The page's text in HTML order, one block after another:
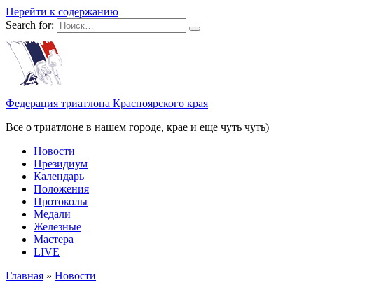
Перейти к содержанию
Search for:
Федерация триатлона Красноярского края
Все о триатлоне в нашем городе, крае и еще чуть чуть)
Новости
Президиум
Календарь
Положения
Протоколы
Медали
Железные
Мастера
LIVE
Главная » Новости